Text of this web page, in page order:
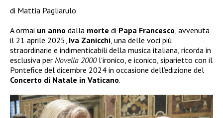
di Mattia Pagliarulo
A ormai un anno dalla morte di Papa Francesco, avvenuta
il 21 aprile 2025, Iva Zanicchi, una delle voci più
straordinarie e indimenticabili della musica italiana, ricorda in
esclusiva per Novella 2000l’ironico, e iconico, siparietto con il
Pontefice del dicembre 2024 in occasione dell’edizione del
Concerto di Natale in Vaticano.